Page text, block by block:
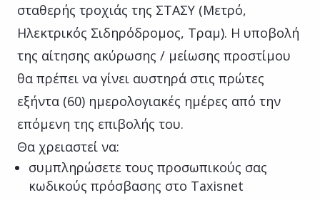
σταθερής τροχιάς της ΣΤΑΣΥ (Μετρό,
Ηλεκτρικός Σιδηρόδρομος, Τραμ). Η υποβολή
της αίτησης ακύρωσης / μείωσης προστίμου
θα πρέπει να γίνει αυστηρά στις πρώτες
εξήντα (60) ημερολογιακές ημέρες από την
επόμενη της επιβολής του.
Θα χρειαστεί να:
συμπληρώσετε τους προσωπικούς σας
κωδικούς πρόσβασης στο Taxisnet